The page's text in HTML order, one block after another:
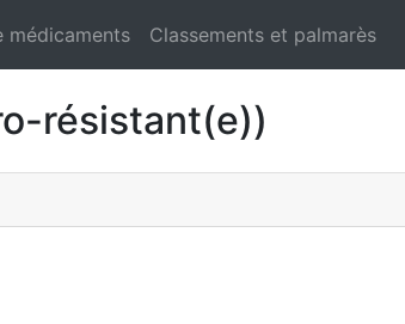
médicaments Classements et palmarès
résistant(e))